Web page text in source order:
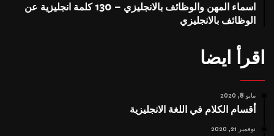
اسماء المهن والوظائف بالانجليزي – 130 كلمة انجليزية عن
الوظائف بالانجليزي
اقرأ ايضا
مايو 8, 2020
أقسام الكلام في اللغة الانجليزية
نوفمبر 21, 2020